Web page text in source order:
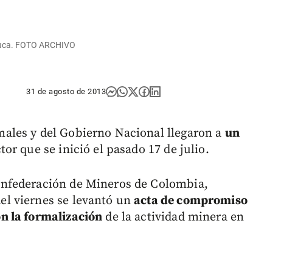
FOTO ARCHIVO
31 de agosto de 2013
y del Gobierno Nacional llegaron a un
que se inició el pasado 17 de julio.
de Mineros de Colombia,
viernes se levantó unacta de compromiso
la formalización de la actividad minera en